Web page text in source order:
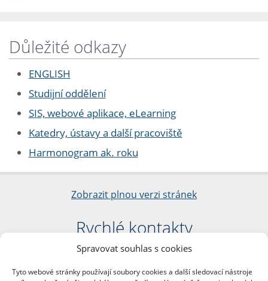
Spravovat souhlas s cookies
Tyto webové stránky používají soubory cookies a další sledovací nástroje
Důležité odkazy
ENGLISH
Studijní oddělení
SIS, webové aplikace, eLearning
Katedry, ústavy a další pracoviště
Harmonogram ak. roku
Zobrazit plnou verzi stránek
Rychlé kontakty
Filozofická fakulta
nám. Jana Palacha 1/2